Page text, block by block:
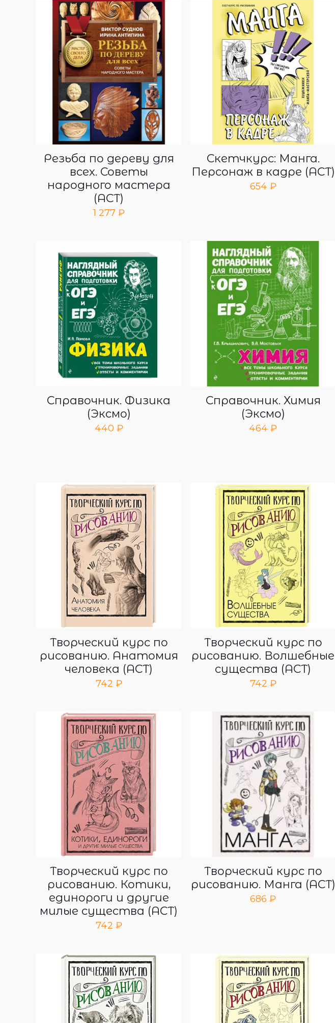
Резьба по дереву для
всех. Советы
народного мастера
(АСТ)
1 277 ₽
Скетчкурс: Манга.
Персонаж в кадре (АСТ)
654 ₽
Справочник. Физика
(Эксмо)
440 ₽
Справочник. Химия
(Эксмо)
464₽
Творческий курс по
рисованию. Анатомия
человека (АСТ)
742 ₽
Творческий курс по
рисованию. Волшебные
существа (АСТ)
742 ₽
Творческий курс по
рисованию. Котики,
единороги и другие
милые существа (АСТ)
742 ₽
Творческий курс по
рисованию. Манга (АСТ)
686₽